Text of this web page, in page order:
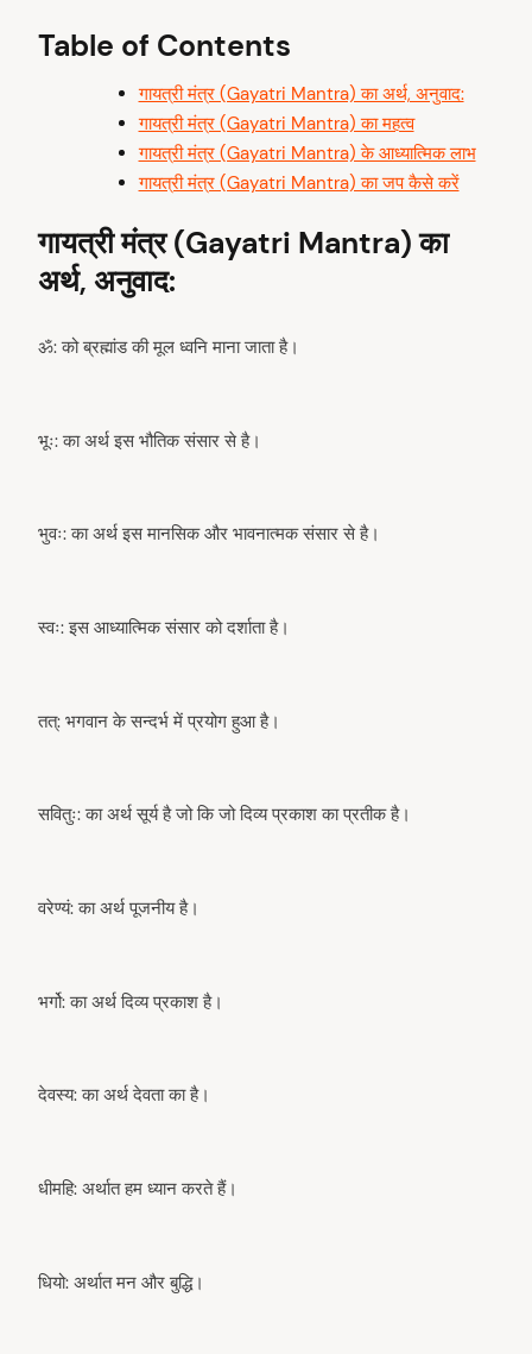
Table of Contents
गायत्री मंत्र (Gayatri Mantra) का अर्थ, अनुवाद:
गायत्री मंत्र (Gayatri Mantra) का महत्व
गायत्री मंत्र (Gayatri Mantra) के आध्यात्मिक लाभ
गायत्री मंत्र (Gayatri Mantra) का जप कैसे करें
गायत्री मंत्र (Gayatri Mantra) का
अर्थ, अनुवाद:
ॐ: को ब्रह्मांड की मूल ध्वनि माना जाता है।
भूः: का अर्थ इस भौतिक संसार से है।
भुवः: का अर्थ इस मानसिक और भावनात्मक संसार से है।
स्वः: इस आध्यात्मिक संसार को दर्शाता है।
तत्: भगवान के सन्दर्भ में प्रयोग हुआ है।
सवितुः: का अर्थ सूर्य है जो कि जो दिव्य प्रकाश का प्रतीक है।
वरेण्यं: का अर्थ पूजनीय है।
भर्गो: का अर्थ दिव्य प्रकाश है।
देवस्य: का अर्थ देवता का है।
धीमहि: अर्थात हम ध्यान करते हैं।
धियो: अर्थात मन और बुद्धि।